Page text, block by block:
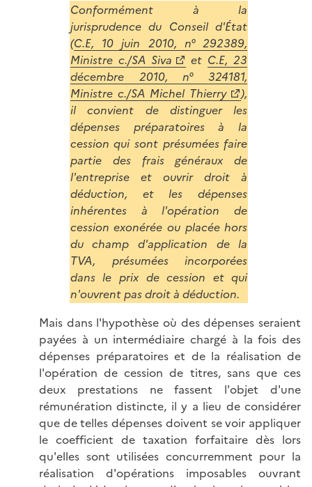
Conformément à la
jurisprudence du Conseil d'État
(C.E, 10 juin 2010, n° 292389,
Ministre c./SA Siva
et C.E, 23
décembre 2010, n° 324181,
Ministre c./SA Michel Thierry
),
il convient de distinguer les
dépenses préparatoires à la
cession qui sont présumées faire
partie des frais généraux de
l'entreprise et ouvrir droit à
déduction, et les dépenses
inhérentes à l'opération de
cession exonérée ou placée hors
du champ d'application de la
TVA, présumées incorporées
dans le prix de cession et qui
n'ouvrent pas droit à déduction.
Mais dans l'hypothèse où des dépenses seraient
payées à un intermédiaire chargé à la fois des
dépenses préparatoires et de la réalisation de
l'opération de cession de titres, sans que ces
deux prestations ne fassent l'objet d'une
rémunération distincte, il y a lieu de considérer
que de telles dépenses doivent se voir appliquer
le coefficient de taxation forfaitaire dès lors
qu'elles sont utilisées concurremment pour la
réalisation d'opérations imposables ouvrant